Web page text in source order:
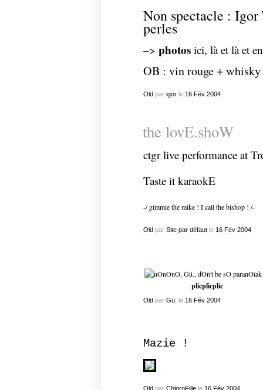
Non spectacle :
perles
–> photos ici, làetlàet
OB : vin rouge + whisky
Old par igorle 16 Fév 2004
the lovE.shoW
ctgr live performance at
Taste it karaokE
-/ gimmie the mike ! I call the bishop ! /-
Old par Site par défautle 16 Fév 2004
plicplicplic
Oldpar Gu. le 16 Fév 2004
Mazie !
Oldpar ChloroFillele 16 Fév 2004